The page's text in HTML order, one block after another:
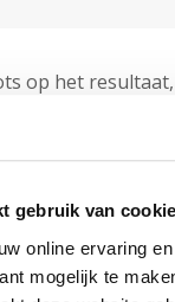
gebruik van
online ervaring
mogelijk te
op het
gemeentehuis
naar A gebracht
het nieuwe hart